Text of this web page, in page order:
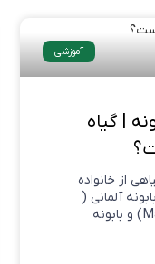
آموزشی
| گیاه
از خانواده
آلماني (